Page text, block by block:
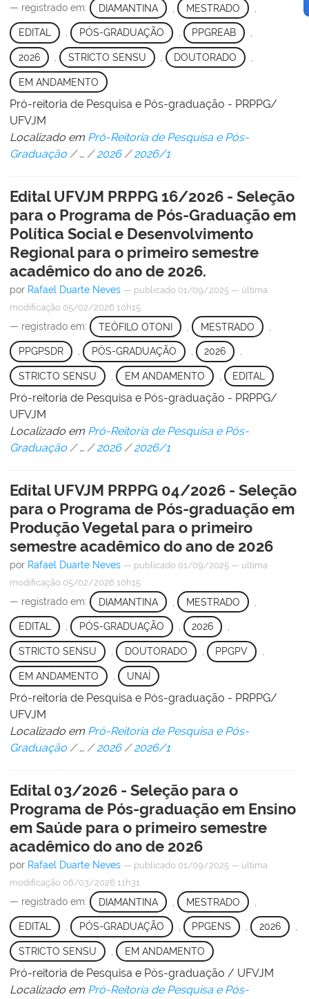
— registrado em: DIAMANTINA MESTRADO
EDITAL , PÓS-GRADUAÇÃO , PPGREAB ,
2026 STRICTO SENSU DOUTORADO
EM ANDAMENTO
Pró-reitoria de Pesquisa e Pós-graduação - PRPPG/
UFVJM
Localizado em Pró-Reitoria de Pesquisa e Pós-
Graduação /… /2026 /2026/1
Edital UFVJM PRPPG 16/2026 - Seleção
para o Programa de Pós-Graduação em
Política Social e Desenvolvimento
Regional para o primeiro semestre
acadêmico do ano de 2026.
por Rafael Duarte Neves — publicado 01/09/2025 — última
modificação 05/02/2026 10h15
— registrado em: TEÓFILO OTONI MESTRADO
PPGPSDR , PÓS-GRADUAÇÃO , 2026 ,
STRICTO SENSU EM ANDAMENTO EDITAL
Pró-reitoria de Pesquisa e Pós-graduação - PRPPG/
UFVJM
Localizado em Pró-Reitoria de Pesquisa e Pós-
Graduação /… /2026 /2026/1
Edital UFVJM PRPPG 04/2026 - Seleção
para o Programa de Pós-graduação em
Produção Vegetal para o primeiro
semestre acadêmico do ano de 2026
por Rafael Duarte Neves — publicado 01/09/2025 — última
modificação 05/02/2026 10h15
— registrado em: DIAMANTINA MESTRADO
EDITAL , PÓS-GRADUAÇÃO , 2026 ,
STRICTO SENSU DOUTORADO PPGPV
EM ANDAMENTO UNAÍ
Pró-reitoria de Pesquisa e Pós-graduação - PRPPG/
UFVJM
Localizado em Pró-Reitoria de Pesquisa e Pós-
Graduação /… /2026 /2026/1
Edital 03/2026 - Seleção para o
Programa de Pós-graduação em Ensino
em Saúde para o primeiro semestre
acadêmico do ano de 2026
por Rafael Duarte Neves — publicado 01/09/2025 — última
modificação 06/03/2026 11h31
— registrado em: DIAMANTINA MESTRADO
EDITAL , PÓS-GRADUAÇÃO , PPGENS , 2026 ,
STRICTO SENSU EM ANDAMENTO
Pró-reitoria de Pesquisa e Pós-graduação / UFVJM
Localizado em Pró-Reitoria de Pesquisa e Pós-